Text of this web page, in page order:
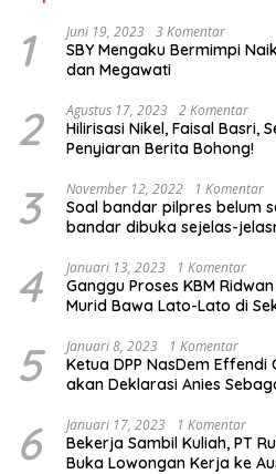
1 Juni 19, 2023 3 Komentar
SBY Mengaku Bermimpi
dan Megawati
2 Agustus 17, 2023 2 Komentar
Hilirisasi Nikel, Faisal Basri,
Penyiaran Berita Bohong!
3 November 12, 2022 1 Komentar
Soal bandar pilpres belum
bandar dibuka sejelas-
4 Januari 13, 2023 1 Komentar
Ganggu Proses KBM
Murid Bawa Lato-Lato di
5 Januari 8, 2023 1 Komentar
Ketua DPP NasDem Effendi
akan Deklarasi Anies
6 Januari 17, 2023 1 Komentar
Bekerja Sambil Kuliah, PT
Buka Lowongan Kerja ke